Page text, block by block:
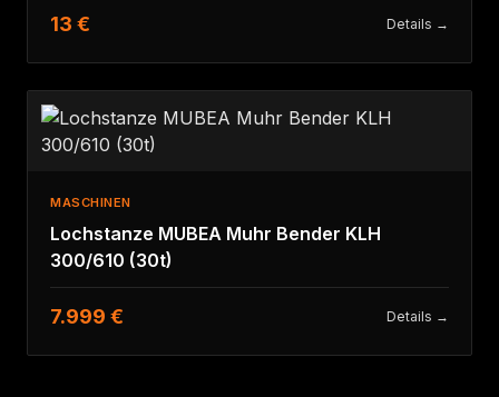
13 € Details →
MASCHINEN
Lochstanze MUBEA Muhr Bender KLH
300/610 (30t)
7.999 € Details →